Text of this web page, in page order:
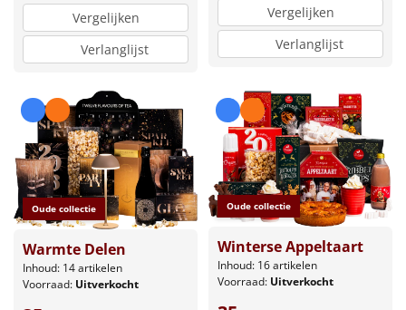
Vergelijken
Verlanglijst
Vergelijken
Verlanglijst
Oude collectie
Warmte Delen
Inhoud: 14 artikelen
Voorraad: Uitverkocht
Oude collectie
Winterse Appeltaart
Inhoud: 16 artikelen
Voorraad: Uitverkocht